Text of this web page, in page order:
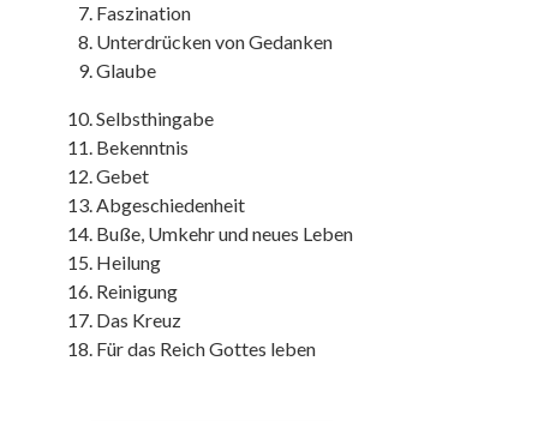
Faszination
Unterdrücken von Gedanken
Glaube
Selbsthingabe
Bekenntnis
Gebet
Abgeschiedenheit
Buße, Umkehr und neues Leben
Heilung
Reinigung
Das Kreuz
Für das Reich Gottes leben